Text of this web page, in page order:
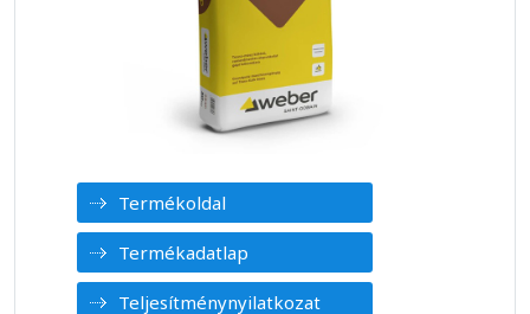
Termékoldal
Termékadatlap
Teljesítménynyilatkozat